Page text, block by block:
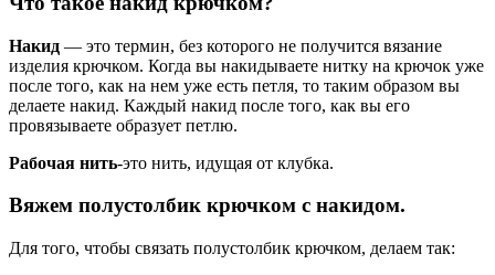
Накид — это термин, без которого не получится вязание
изделия крючком. Когда вы накидываете нитку на крючок уже
после того, как на нем уже есть петля, то таким образом вы
делаете накид. Каждый накид после того, как вы его
провязываете образует петлю.
Рабочая нить-это нить, идущая от клубка.
Вяжем полустолбик крючком с накидом.
Для того, чтобы связать полустолбик крючком, делаем так: